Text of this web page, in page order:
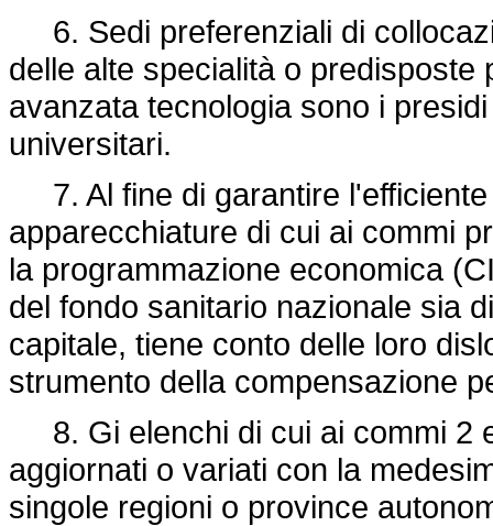
6. Sedi preferenziali di
delle alte specialità o
avanzata tecnologia sono i
universitari.
7. Al fine di garantire
apparecchiature di cui ai commi
la programmazione economica
del fondo sanitario nazionale sia
capitale, tiene conto delle loro
strumento della compensazione
8. Gi elenchi di cui ai commi 2
aggiornati o variati con la
singole regioni o province